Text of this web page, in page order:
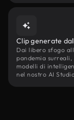
Clip generate
Dai libero sfogo
pandemia
modelli di
nel nostro AI